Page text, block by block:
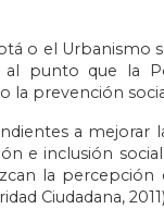
o el Urbanismo
al punto que la
la prevención
a mejorar
e inclusión
la percepción
Ciudadana,